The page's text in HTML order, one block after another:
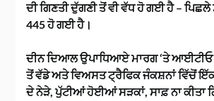
ਦੀ ਗਿਣਤੀ ਦੁੱਗਣੀ ਤੋਂ ਵੀ ਵੱਧ ਹੋ ਗਈ ਹੈ –
445 ਹੋ ਗਈ ਹੈ।
ਦੀਨ ਦਿਆਲ ਉਪਾਧਿਆਏ ਮਾਰਗ ‘ਤੇ ਆਈਟੀਓ
ਤੋਂ ਵੱਡੇ ਅਤੇ ਵਿਅਸਤ ਟ੍ਰੈਫਿਕ ਜੰਕਸ਼ਨਾਂ ਵਿੱਚੋਂ
ਦੇ ਨੇੜੇ, ਪੁੱਟੀਆਂ ਹੋਈਆਂ ਸੜਕਾਂ, ਸਾਫ਼ ਨਾ ਕੀਤਾ